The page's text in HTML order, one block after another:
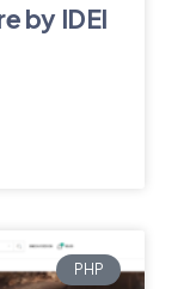
by IDEI
PHP